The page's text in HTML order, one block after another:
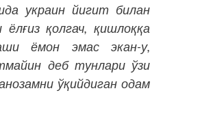
украин йигит билан
қолгач, қишлоққа
ёмон эмас экан-у,
деб тунлари ўзи
ўқийдиган одам